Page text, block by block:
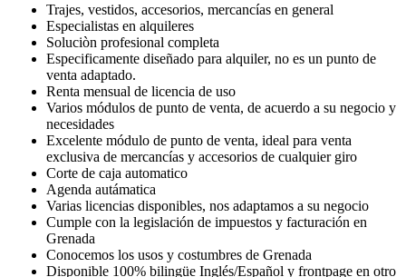
Trajes, vestidos, accesorios, mercancías en general
Especialistas en alquileres
Soluciòn profesional completa
Especificamente diseñado para alquiler, no es un punto de
venta adaptado.
Renta mensual de licencia de uso
Varios módulos de punto de venta, de acuerdo a su negocio y
necesidades
Excelente módulo de punto de venta, ideal para venta
exclusiva de mercancías y accesorios de cualquier giro
Corte de caja automatico
Agenda autámatica
Varias licencias disponibles, nos adaptamos a su negocio
Cumple con la legislación de impuestos y facturación en
Grenada
Conocemos los usos y costumbres de Grenada
Disponible 100% bilingüe Inglés/Español y frontpage en otro